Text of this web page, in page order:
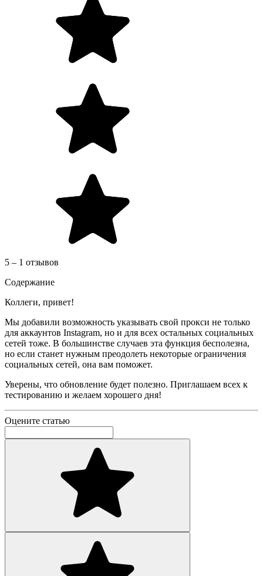
5 – 1 отзывов
Содержание
Коллеги, привет!
Мы добавили возможность указывать свой прокси не только
для аккаунтов Instagram, но и для всех остальных социальных
сетей тоже. В большинстве случаев эта функция бесполезна,
но если станет нужным преодолеть некоторые ограничения
социальных сетей, она вам поможет.
Уверены, что обновление будет полезно. Приглашаем всех к
тестированию и желаем хорошего дня!
Оцените статью